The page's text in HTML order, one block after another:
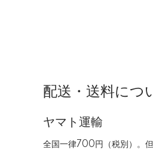
配送・送料につ
ヤマト運輸
全国一律700円（税別）。